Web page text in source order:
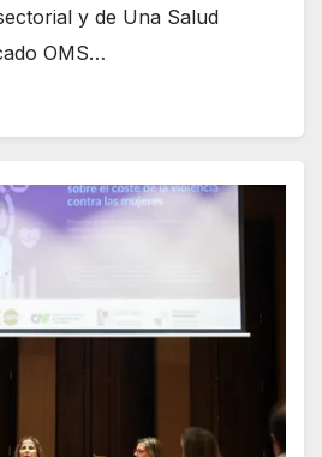
y de Una Salud
OMS…